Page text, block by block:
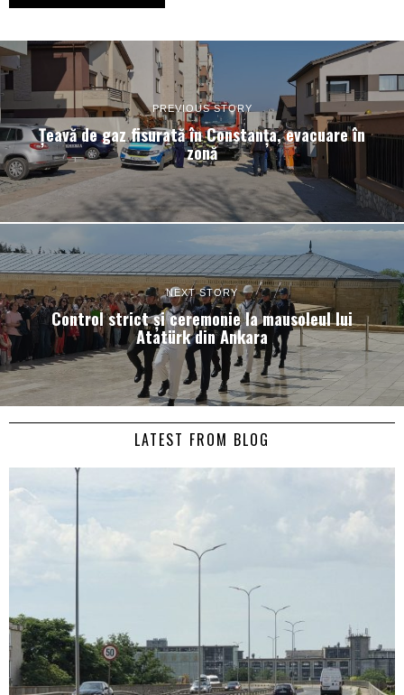
PREVIOUS STORY
Țeavă de gaz fisurată în Constanța, evacuare în
zonă
NEXT STORY
Control strict și ceremonie la mausoleul lui
Atatürk din Ankara
LATEST FROM BLOG